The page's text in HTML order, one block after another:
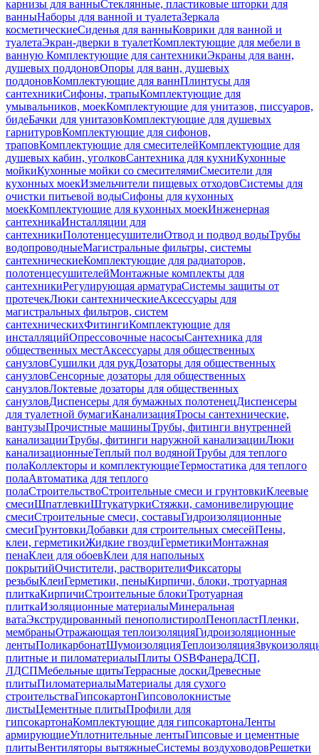
карнизы для ванныСтеклянные, пластиковые шторки для
ванныНаборы для ванной и туалетаЗеркала
косметическиеСиденья для ванныКоврики для ванной и
туалетаЭкран-дверки в туалетКомплектующие для мебели в
ванную Комплектующие для сантехникиЭкраны для ванн,
душевых поддоновОпоры для ванн, душевых
поддоновКомплектующие для ваннПлинтусы для
сантехникиСифоны, трапыКомплектующие для
умывальников, моекКомплектующие для унитазов, писсуаров,
бидеБачки для унитазовКомплектующие для душевых
гарнитуровКомплектующие для сифонов,
траповКомплектующие для смесителейКомплектующие для
душевых кабин, уголковСантехника для кухниКухонные
мойкиКухонные мойки со смесителямиСмесители для
кухонных моекИзмельчители пищевых отходовСистемы для
очистки питьевой водыСифоны для кухонных
моекКомплектующие для кухонных моекИнженерная
сантехникаИнсталляции для
сантехникиПолотенцесушителиОтвод и подвод водыТрубы
водопроводныеМагистральные фильтры, системы
сантехническиеКомплектующие для радиаторов,
полотенцесушителейМонтажные комплекты для
сантехникиРегулирующая арматураСистемы защиты от
протечекЛюки сантехническиеАксессуары для
магистральных фильтров, систем
сантехническихФитингиКомплектующие для
инсталляцийОпрессовочные насосыСантехника для
общественных местАксессуары для общественных
санузловСушилки для рукДозаторы для общественных
санузловСенсорные дозаторы для общественных
санузловЛоктевые дозаторы для общественных
санузловДиспенсеры для бумажных полотенецДиспенсеры
для туалетной бумагиКанализацияТросы сантехнические,
вантузыПрочистные машиныТрубы, фитинги внутренней
канализацииТрубы, фитинги наружной канализацииЛюки
канализационныеТеплый пол водянойТрубы для теплого
полаКоллекторы и комплектующиеТермостатика для теплого
полаАвтоматика для теплого
полаСтроительствоСтроительные смеси и грунтовкиКлеевые
смесиШпатлевкиШтукатуркиСтяжки, самонивелирующие
смесиСтроительные смеси, составыГидроизоляционные
смесиГрунтовкиДобавки для строительных смесейПены,
клеи, герметикиЖидкие гвоздиГерметикиМонтажная
пенаКлеи для обоевКлеи для напольных
покрытийОчистители, растворителиФиксаторы
резьбыКлеиГерметики, пеныКирпичи, блоки, тротуарная
плиткаКирпичиСтроительные блокиТротуарная
плиткаИзоляционные материалыМинеральная
ватаЭкструдированный пенополистиролПенопластПленки,
мембраныОтражающая теплоизоляцияГидроизоляционные
лентыПоликарбонатШумоизоляцияТеплоизоляция
плитные и пиломатериалыПлиты OSBФанераДСП,
ЛДСПМебельные щитыТеррасные доскиДревесные
плитыПиломатериалыМатериалы для сухого
строительстваГипсокартонГипсоволокнистые
листыЦементные плитыПрофили для
гипсокартонаКомплектующие для гипсокартонаЛенты
армирующиеУплотнительные лентыГипсовые и цементные
плитыВентиляторы вытяжныеСистемы воздуховодовРешетки